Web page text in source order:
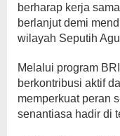
berharap kerja
berlanjut demi
wilayah Seputih
Melalui program
berkontribusi aktif
memperkuat peran
senantiasa hadir di